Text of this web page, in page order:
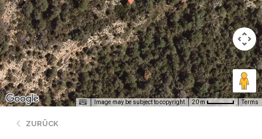
Image may be subject to copyright 20 m Terms
ZURÜCK